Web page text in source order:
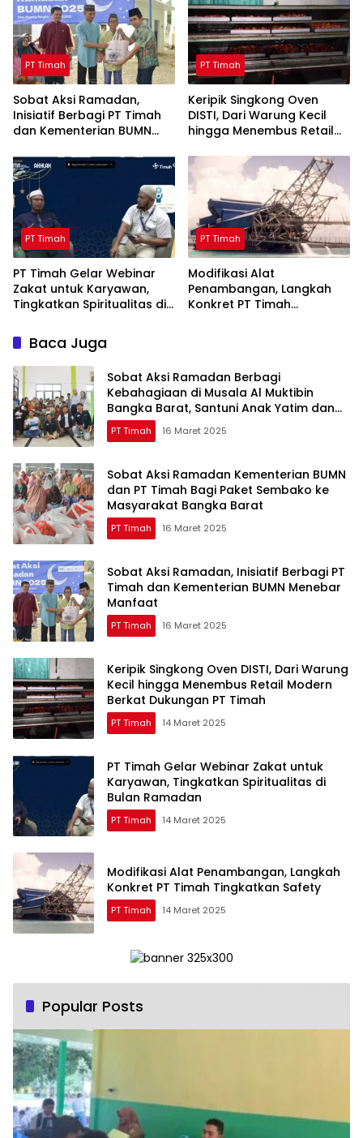
PT Timah
Sobat Aksi Ramadan,
Inisiatif Berbagi PT Timah
dan Kementerian BUMN
PT Timah
Keripik Singkong Oven
DISTI, Dari Warung Kecil
hingga Menembus Retail
PT Timah
PT Timah
PT Timah Gelar Webinar
Zakat untuk Karyawan,
Tingkatkan Spiritualitas di
PT Timah
Modifikasi Alat
Penambangan, Langkah
Konkret PT Timah
Baca Juga
Sobat Aksi Ramadan Berbagi
Kebahagiaan di Musala Al Muktibin
Bangka Barat, Santuni Anak Yatim dan
Piatu
PT Timah 16 Maret 2025
Sobat Aksi Ramadan Kementerian BUMN
dan PT Timah Bagi Paket Sembako ke
Masyarakat Bangka Barat
PT Timah 16 Maret 2025
Sobat Aksi Ramadan, Inisiatif Berbagi PT
Timah dan Kementerian BUMN Menebar
Manfaat
PT Timah 16 Maret 2025
Keripik Singkong Oven DISTI, Dari Warung
Kecil hingga Menembus Retail Modern
Berkat Dukungan PT Timah
PT Timah 14 Maret 2025
PT Timah Gelar Webinar Zakat untuk
Karyawan, Tingkatkan Spiritualitas di
Bulan Ramadan
PT Timah 14 Maret 2025
Modifikasi Alat Penambangan, Langkah
Konkret PT Timah Tingkatkan Safety
PT Timah 14 Maret 2025
Popular Posts